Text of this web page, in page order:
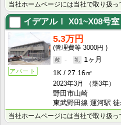
イデアルⅠ X01~X08号室
アパート
5.3万円
3000円
-
1ヶ月
1K
27.16㎡
2023年3月
（築3年）
野田市山崎
東武野田線 運河駅